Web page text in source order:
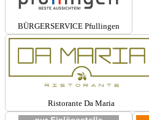
BÜRGERSERVICE Pfullingen
Ristorante Da Maria